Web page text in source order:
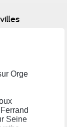
Orge
Seine